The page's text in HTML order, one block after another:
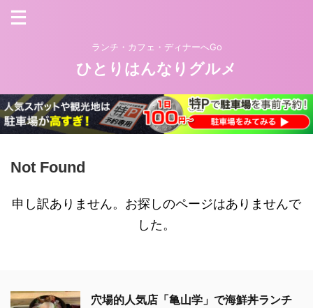
ランチ・カフェ・ディナーへGo
ひとりはんなりグルメ
Not Found
申し訳ありません。お探しのページはありませんで
した。
穴場的人気店「亀山学」で海鮮丼ランチ